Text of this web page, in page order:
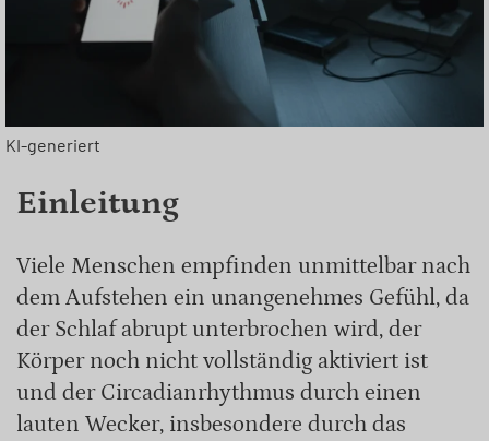
KI-generiert
Einleitung
Viele Menschen empfinden unmittelbar nach
dem Aufstehen ein unangenehmes Gefühl, da
der Schlaf abrupt unterbrochen wird, der
Körper noch nicht vollständig aktiviert ist
und der Circadianrhythmus durch einen
lauten Wecker, insbesondere durch das